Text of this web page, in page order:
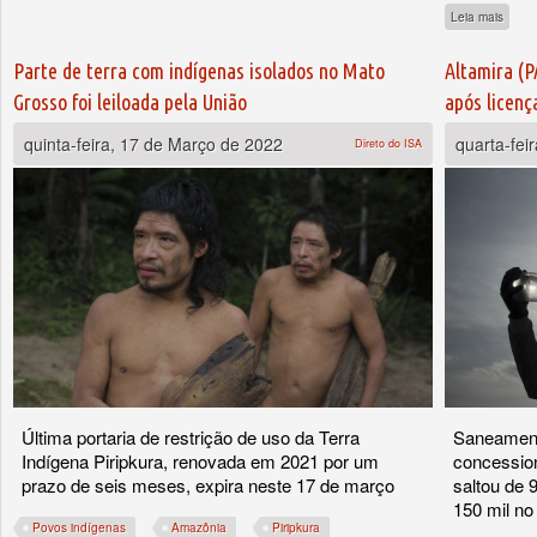
Leia mais
Parte de terra com indígenas isolados no Mato
Grosso foi leiloada pela União
quinta-feira, 17 de Março de 2022
Direto do ISA
Última portaria de restrição de uso da Terra
Indígena Piripkura, renovada em 2021 por um
prazo de seis meses, expira neste 17 de março
Povos indígenas Amazônia Piripkura
Altamira
após
quarta-
saltou de
150 mil